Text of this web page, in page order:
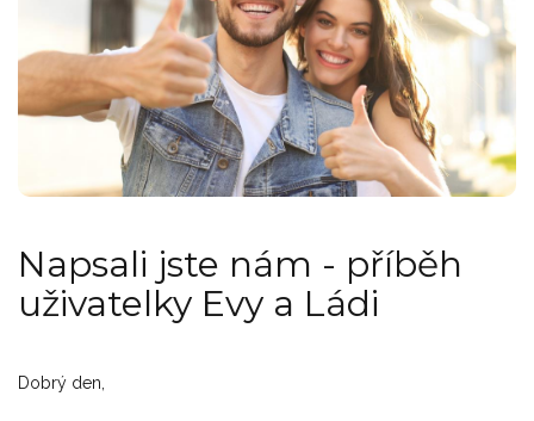
Napsali jste nám - příběh
uživatelky Evy a Ládi
Dobrý den,